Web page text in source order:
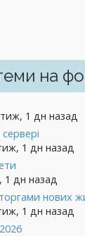
на
1 дн назад
1 дн назад
1 дн назад
нових
1 дн назад